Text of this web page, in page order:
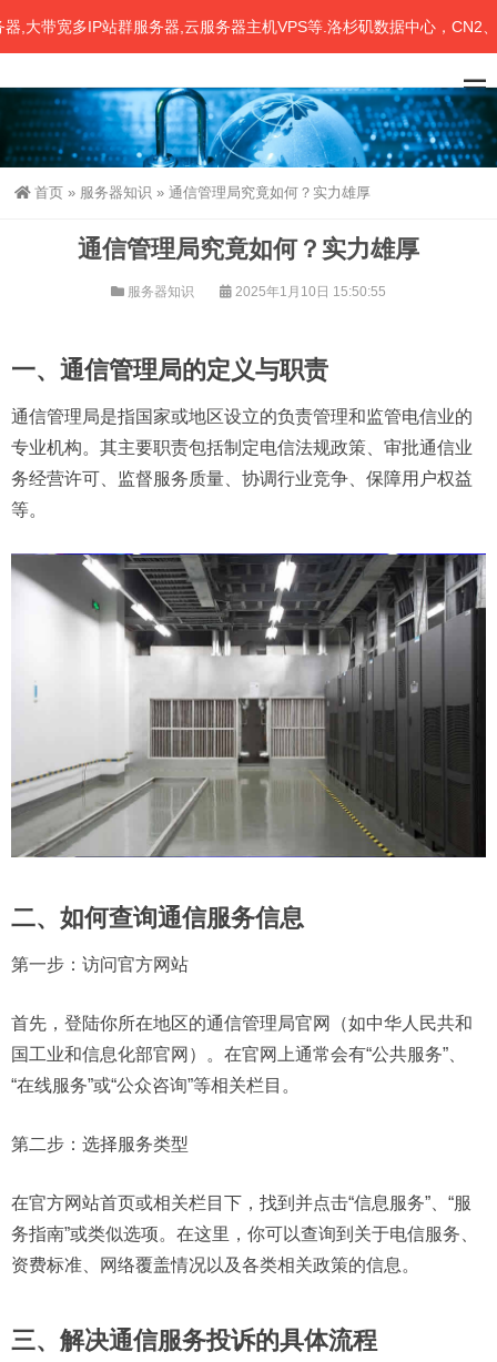
宽多IP站群服务器,云服务器主机VPS等.洛杉矶数据中心，CN2、联
首页 » 服务器知识 » 通信管理局究竟如何？实力雄厚
通信管理局究竟如何？实力雄厚
服务器知识 2025年1月10日 15:50:55
一、通信管理局的定义与职责
通信管理局是指国家或地区设立的负责管理和监管电信业的
专业机构。其主要职责包括制定电信法规政策、审批通信业
务经营许可、监督服务质量、协调行业竞争、保障用户权益
等。
二、如何查询通信服务信息
第一步：访问官方网站
首先，登陆你所在地区的通信管理局官网（如中华人民共和
国工业和信息化部官网）。在官网上通常会有“公共服务”、
“在线服务”或“公众咨询”等相关栏目。
第二步：选择服务类型
在官方网站首页或相关栏目下，找到并点击“信息服务”、“服
务指南”或类似选项。在这里，你可以查询到关于电信服务、
资费标准、网络覆盖情况以及各类相关政策的信息。
三、解决通信服务投诉的具体流程